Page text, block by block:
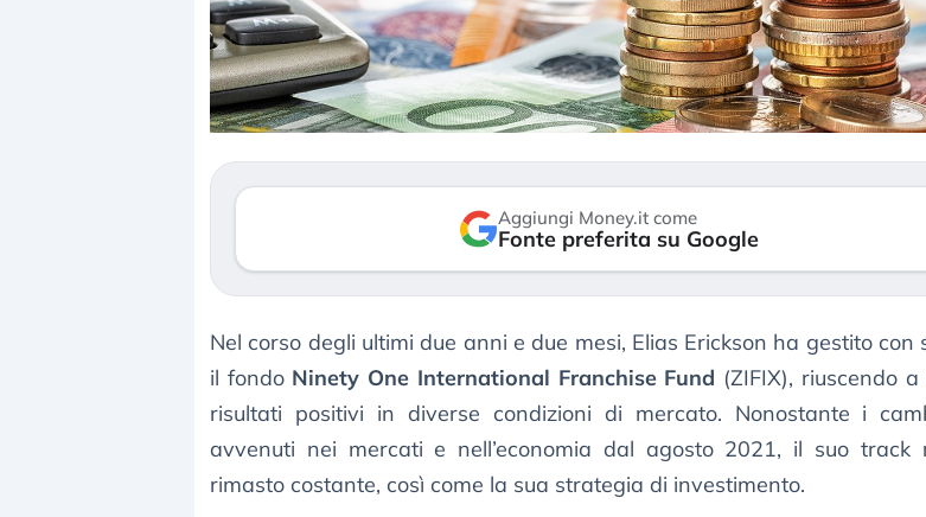
Aggiungi Money.it come
Fonte preferita su Google
Nel corso degli ultimi due anni e due mesi, Elias Erickson ha gestito con
il fondo Ninety One International Franchise Fund (ZIFIX), riuscendo
risultati positivi in diverse condizioni di mercato. Nonostante i
avvenuti nei mercati e nell’economia dal agosto 2021, il suo track
rimasto costante, così come la sua strategia di investimento.
Dalle valutazioni estreme alla
correzione. Cosa sta guidando il
repricing degli asset?
3 agosto 2026
«La mia vita è rovinata».
in preda al panico dopo lo
della bolla AI
Kospi, mentre gli
30 luglio 2026